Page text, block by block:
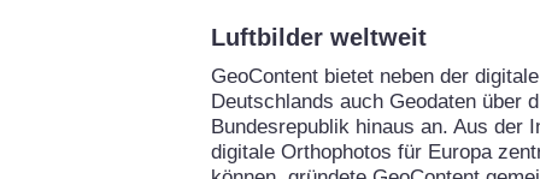
Luftbilder weltweit
GeoContent bietet neben der
Deutschlands auch Geodaten über
Bundesrepublik hinaus an. Aus der
digitale Orthophotos für Europa